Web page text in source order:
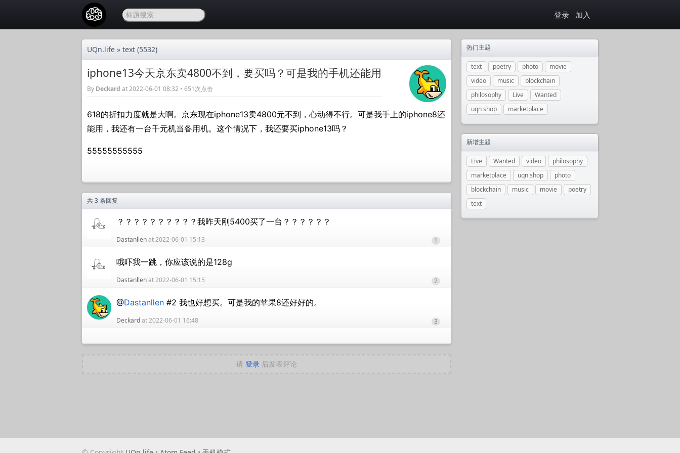
登录 加入
UQn.life » text (5532)
iphone13今天京东卖4800不到，要买吗？可是我的手机还能用
By Deckard at 2022-06-01 08:32 • 651次点击
618的折扣力度就是大啊。京东现在iphone13卖4800元不到，心动得不行。可是我手上的iphone8还
能用，我还有一台千元机当备用机。这个情况下，我还要买iphone13吗？
55555555555
共 3 条回复
？？？？？？？？？？我昨天刚5400买了一台？？？？？？
Dastanllenat 2022-06-01 15:13 1
哦吓我一跳，你应该说的是128g
Dastanllenat 2022-06-01 15:15 2
@Dastanllen #2 我也好想买。可是我的苹果8还好好的。
Deckardat 2022-06-01 16:48 3
请 登录 后发表评论
热门主题
text poetry photo
movie
video
music
blockchain
philosophy
Live
Wanted
uqn shop
marketplace
新增主题
Live Wanted video
philosophy
marketplace
uqn shop
photo
blockchain
music movie
poetry
text